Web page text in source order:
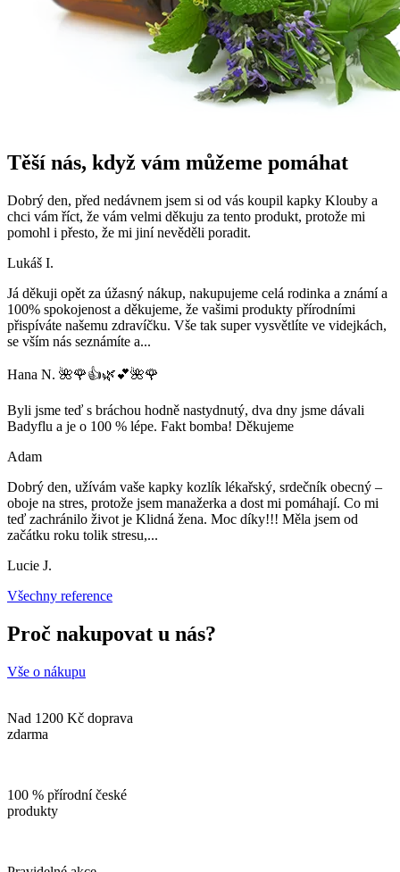
Těší nás, když vám můžeme pomáhat
Dobrý den, před nedávnem jsem si od vás koupil kapky Klouby a
chci vám říct, že vám velmi děkuju za tento produkt, protože mi
pomohl i přesto, že mi jiní nevěděli poradit.
Lukáš I.
Já děkuji opět za úžasný nákup, nakupujeme celá rodinka a známí a
100% spokojenost a děkujeme, že vašimi produkty přírodními
přispíváte našemu zdravíčku. Vše tak super vysvětlíte ve videjkách,
se vším nás seznámíte a...
Hana N. 🌺🌹👍🌿💕🌺🌹
Byli jsme teď s bráchou hodně nastydnutý, dva dny jsme dávali
Badyflu a je o 100 % lépe. Fakt bomba! Děkujeme
Adam
Dobrý den, užívám vaše kapky kozlík lékařský, srdečník obecný –
oboje na stres, protože jsem manažerka a dost mi pomáhají. Co mi
teď zachránilo život je Klidná žena. Moc díky!!! Měla jsem od
začátku roku tolik stresu,...
Lucie J.
Všechny reference
Proč nakupovat u nás?
Vše o nákupu
Nad 1200 Kč doprava
zdarma
100 % přírodní české
produkty